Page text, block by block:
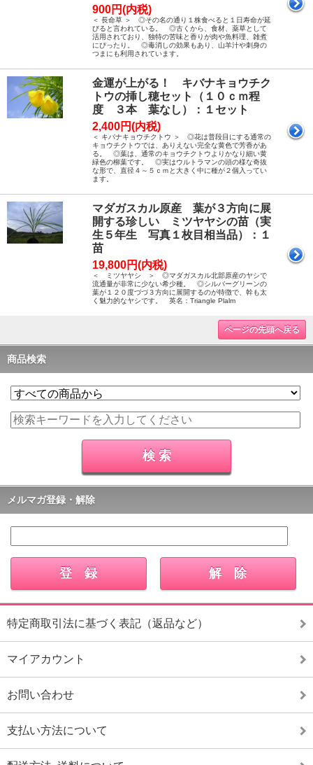
900円(内税)
＜ 長命草 ＞ ◎その名の通り１株食べると１日寿命が延
びると言われている。 ◎古くから、食材、薬草として
活用されており、独特の苦味と香りが肉や魚料理、雑煮
にぴったり。 ◎毒消しの効果もあり、山羊汁や刺身の
つまにも利用されています。
金運が上がる！ キバナキョウチク
トウの挿し穂セット（１０ｃｍ程
度 ３本 葉なし）：１セット
2,400円(内税)
＜ キバナキョウチクトウ ＞ ◎花は普段目にする通常の
キョウチクトウでは、ありえない完全な黄色で芳香があ
る。 ◎葉は、通常のキョウチクトウよりかなり細い黄
緑色の柳葉です。 ◎実はウルトラマンの頭の様な奇抜
な形で、直径４～５ｃｍと大きく中に種が２個入ってい
ます。
マダガスカル原産 葉が３方向に展
開する珍しい ミツヤヤシの苗（実
生５年生 写真１枚目相当品）：１
苗
19,800円(内税)
＜ ミツヤヤシ ＞ ◎マダガスカル北部原産のヤシで
流通量が非常に少ない希少種。 ◎シルバーグリーンの
葉が１２０度づづ３方向に展開するのが特徴で、幹も太
く魅力的なヤシです。 英名：Triangle Plalm
ページの先頭へ戻る
商品検索
メルマガ登録・解除
特定商取引法に基づく表記（返品など）
マイアカウント
お問い合わせ
支払い方法について